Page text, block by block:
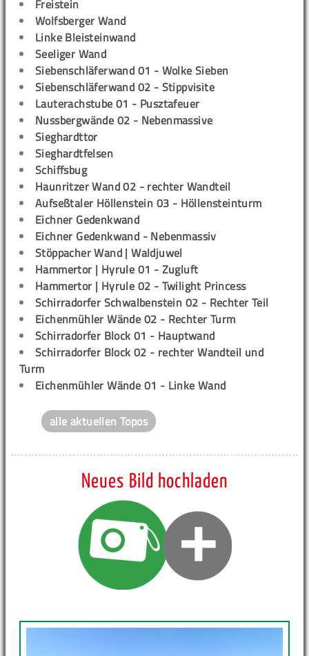
Freistein
Wolfsberger Wand
Linke Bleisteinwand
Seeliger Wand
Siebenschläferwand 01 - Wolke Sieben
Siebenschläferwand 02 - Stippvisite
Lauterachstube 01 - Pusztafeuer
Nussbergwände 02 - Nebenmassive
Sieghardttor
Sieghardtfelsen
Schiffsbug
Haunritzer Wand 02 - rechter Wandteil
Aufseßtaler Höllenstein 03 - Höllensteinturm
Eichner Gedenkwand
Eichner Gedenkwand - Nebenmassiv
Stöppacher Wand | Waldjuwel
Hammertor | Hyrule 01 - Zugluft
Hammertor | Hyrule 02 - Twilight Princess
Schirradorfer Schwalbenstein 02 - Rechter Teil
Eichenmühler Wände 02 - Rechter Turm
Schirradorfer Block 01 - Hauptwand
Schirradorfer Block 02 - rechter Wandteil und
Turm
Eichenmühler Wände 01 - Linke Wand
alle aktuellen Topos
Neues Bild hochladen